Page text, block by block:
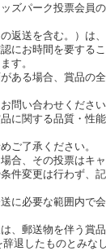
ズパーク投票会員
返送を含む。）は
にお時間を要する
す。
ある場合、賞品の
問い合わせくださ
に関する品質・性
ご了承ください。
合、その投票はキ
件変更は行わず、
に必要な範囲内で
、郵送物を伴う賞
退したものとみな